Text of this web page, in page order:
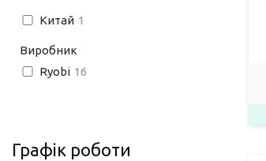
Китай 1
Виробник
Ryobi 16
Графік роботи